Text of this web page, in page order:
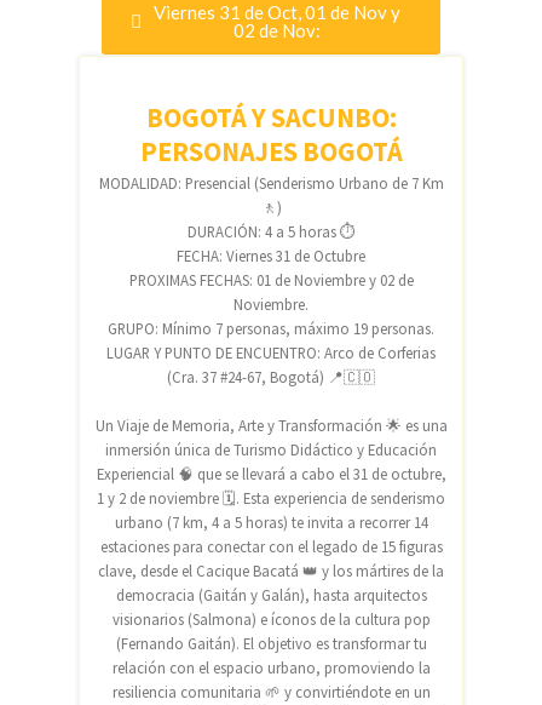
Viernes 31 de Oct, 01 de Nov y
02 de Nov:
BOGOTÁ Y SACUNBO:
PERSONAJES BOGOTÁ
MODALIDAD: Presencial (Senderismo Urbano de 7 Km
🚶)
DURACIÓN: 4 a 5 horas ⏱️
FECHA: Viernes 31 de Octubre
PROXIMAS FECHAS: 01 de Noviembre y 02 de
Noviembre.
GRUPO: Mínimo 7 personas, máximo 19 personas.
LUGAR Y PUNTO DE ENCUENTRO: Arco de Corferias
(Cra. 37 #24-67, Bogotá) 📍🇨🇴
Un Viaje de Memoria, Arte y Transformación 🌟 es una
inmersión única de Turismo Didáctico y Educación
Experiencial 🧠 que se llevará a cabo el 31 de octubre,
1 y 2 de noviembre 🗓️. Esta experiencia de senderismo
urbano (7 km, 4 a 5 horas) te invita a recorrer 14
estaciones para conectar con el legado de 15 figuras
clave, desde el Cacique Bacatá 👑 y los mártires de la
democracia (Gaitán y Galán), hasta arquitectos
visionarios (Salmona) e íconos de la cultura pop
(Fernando Gaitán). El objetivo es transformar tu
relación con el espacio urbano, promoviendo la
resiliencia comunitaria 🌱 y convirtiéndote en un